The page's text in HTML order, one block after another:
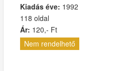
Kiadás éve: 1992
118 oldal
Ár: 120,- Ft
Nem rendelhető